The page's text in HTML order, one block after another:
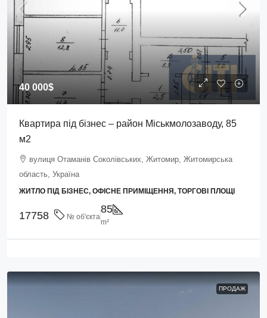
40 000$
Квартира під бізнес – район Міськмолозаводу, 85
м2
вулиця Отаманів Соколівських, Житомир, Житомирська
область, Україна
ЖИТЛО ПІД БІЗНЕС, ОФІСНЕ ПРИМІЩЕННЯ, ТОРГОВІ ПЛОЩІ
17758 № об'єкта
85
m²
ПРОДАЖ